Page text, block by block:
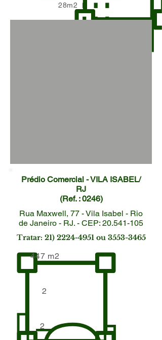
28m2
Prédio Comercial - VILA ISABEL/
RJ
(Ref. : 0246)
Rua Maxwell, 77 - Vila Isabel - Rio
de Janeiro - RJ. - CEP: 20.541-105
Tratar: 21) 2224-4951ou 3553-3465
447 m2
2
2